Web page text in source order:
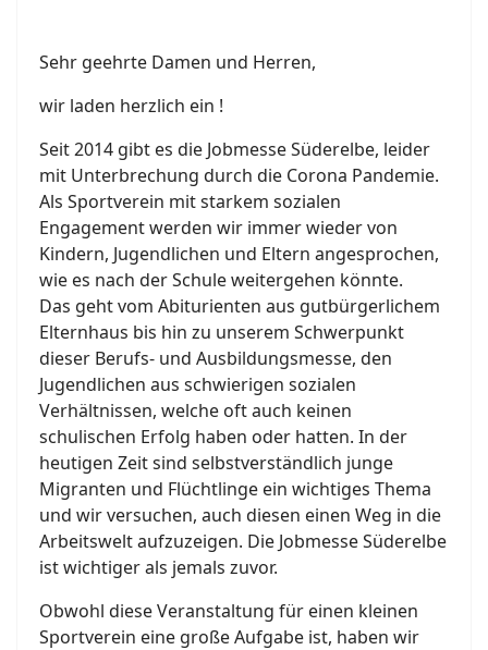
Sehr geehrte Damen und Herren,
wir laden herzlich ein !
Seit 2014 gibt es die Jobmesse Süderelbe, leider
mit Unterbrechung durch die Corona Pandemie.
Als Sportverein mit starkem sozialen
Engagement werden wir immer wieder von
Kindern, Jugendlichen und Eltern angesprochen,
wie es nach der Schule weitergehen könnte.
Das geht vom Abiturienten aus gutbürgerlichem
Elternhaus bis hin zu unserem Schwerpunkt
dieser Berufs- und Ausbildungsmesse, den
Jugendlichen aus schwierigen sozialen
Verhältnissen, welche oft auch keinen
schulischen Erfolg haben oder hatten. In der
heutigen Zeit sind selbstverständlich junge
Migranten und Flüchtlinge ein wichtiges Thema
und wir versuchen, auch diesen einen Weg in die
Arbeitswelt aufzuzeigen. Die Jobmesse Süderelbe
ist wichtiger als jemals zuvor.
Obwohl diese Veranstaltung für einen kleinen
Sportverein eine große Aufgabe ist, haben wir